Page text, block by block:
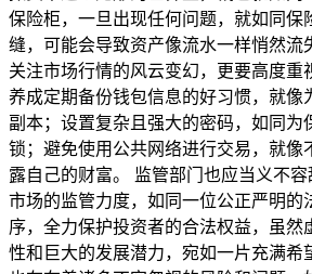
保险柜，一旦出现任何问题，就如同保
缝，可能会导致资产像流水一样悄然流
关注市场行情的风云变幻，更要高度重
养成定期备份钱包信息的好习惯，就像
副本；设置复杂且强大的密码，如同为
锁；避免使用公共网络进行交易，就像
露自己的财富。 监管部门也应当义不
市场的监管力度，如同一位公正严明的
序，全力保护投资者的合法权益，虽然
性和巨大的发展潜力，宛如一片充满希